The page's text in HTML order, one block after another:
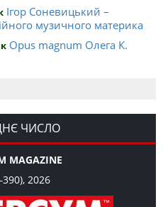
Ігор Соневицький –
музичного материка
Opus magnum Олега К.
і синиця як
й тактики
ЧИСЛО
MAGAZINE
2026